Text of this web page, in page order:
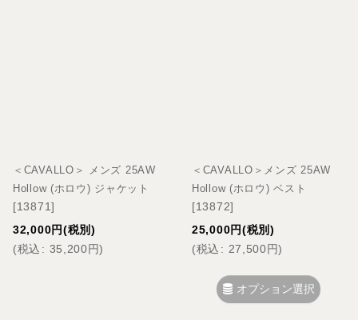
＜CAVALLO＞ メンズ 25AW
Hollow (ホロウ) ジャケット
[13871]
32,000円(税別)
(税込 : 35,200円)
＜CAVALLO＞メンズ 25AW
Hollow (ホロウ) ベスト
[13872]
25,000円(税別)
(税込 : 27,500円)
オプション選択